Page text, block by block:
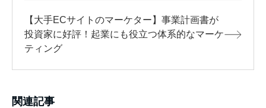
【大手ECサイトのマーケター】事業計画書が
投資家に好評！起業にも役立つ体系的なマーケ
ティング
関連記事